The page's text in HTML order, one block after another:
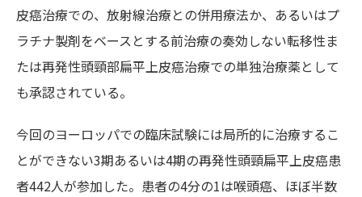
皮癌治療での、放射線治療との併用療法か、あるいはプ
ラチナ製剤をベースとする前治療の奏効しない転移性ま
たは再発性頭頸部扁平上皮癌治療での単独治療薬として
も承認されている。
今回のヨーロッパでの臨床試験には局所的に治療するこ
とができない3期あるいは4期の再発性頭頸扁平上皮癌患
者442人が参加した。患者の4分の1は喉頭癌、ほぼ半数